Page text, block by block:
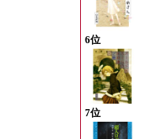
6位
7位